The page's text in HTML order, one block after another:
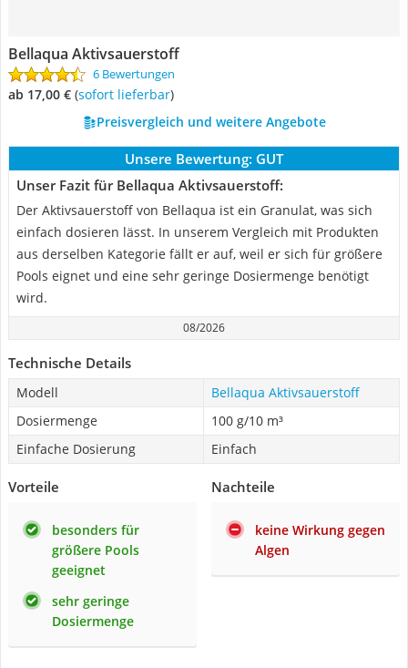
Bellaqua Aktivsauerstoff
6 Bewertungen
ab 17,00 € ( Sofort lieferbar)
Preisvergleich und weitere Angebote
Unsere Bewertung: GUT
Unser Fazit für Bellaqua Aktivsauerstoff:
Der Aktivsauerstoff von Bellaqua ist ein Granulat, was sich
einfach dosieren lässt. In unserem Vergleich mit Produkten
aus derselben Kategorie fällt er auf, weil er sich für größere
Pools eignet und eine sehr geringe Dosiermenge benötigt
wird.
08/2026
Technische Details
Modell
Bellaqua Aktivsauerstoff
Dosiermenge
100 g/10 m³
Einfache Dosierung
Einfach
Vorteile
besonders für
größere Pools
geeignet
sehr geringe
Dosiermenge
Nachteile
keine Wirkung gegen
Algen